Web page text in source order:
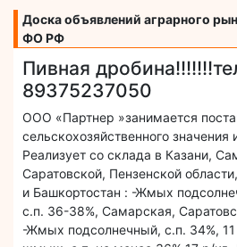
Доска объявлений аграрного
ФО РФ
Пивная
89375237050
ООО «Партнер »занимается
сельскохозяйственного
Реализует со склада в Казани,
Саратовской, Пензенской
и Башкортостан : -Жмых
с.п. 36-38%, Самарская,
-Жмых подсолнечный, с.п. 34%,